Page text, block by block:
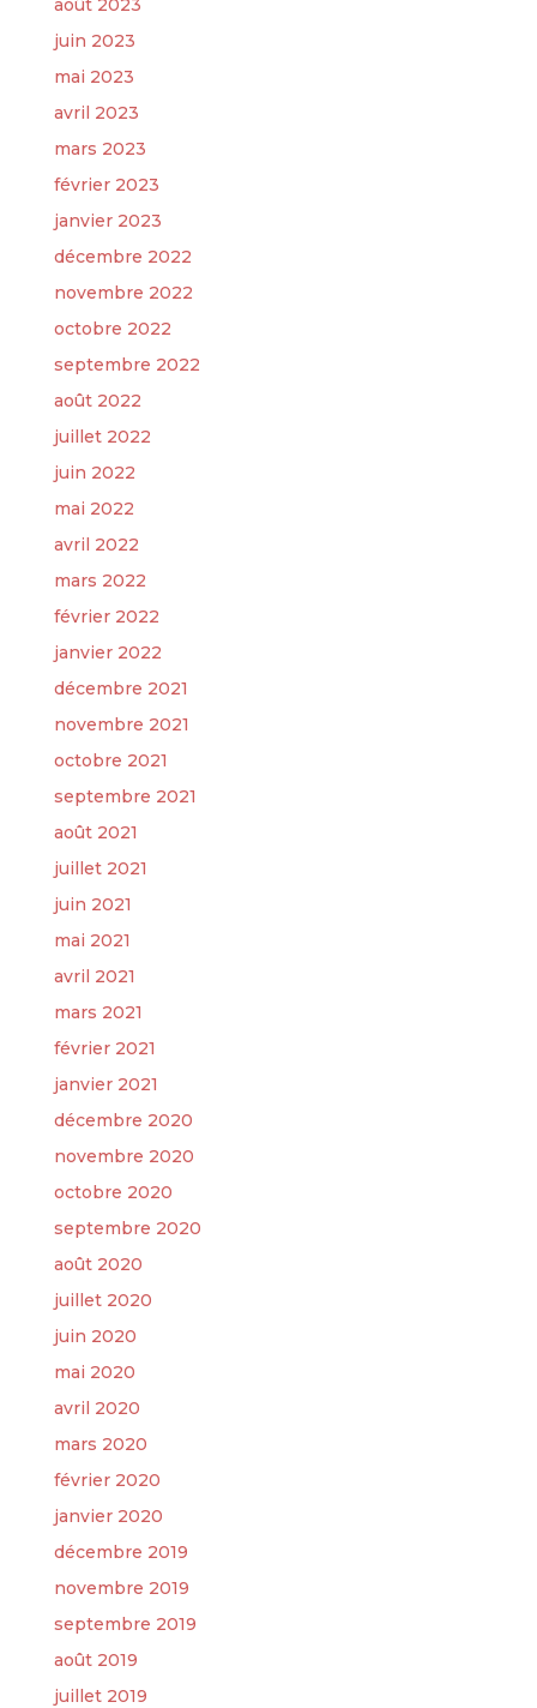
août 2023
juin 2023
mai 2023
avril 2023
mars 2023
février 2023
janvier 2023
décembre 2022
novembre 2022
octobre 2022
septembre 2022
août 2022
juillet 2022
juin 2022
mai 2022
avril 2022
mars 2022
février 2022
janvier 2022
décembre 2021
novembre 2021
octobre 2021
septembre 2021
août 2021
juillet 2021
juin 2021
mai 2021
avril 2021
mars 2021
février 2021
janvier 2021
décembre 2020
novembre 2020
octobre 2020
septembre 2020
août 2020
juillet 2020
juin 2020
mai 2020
avril 2020
mars 2020
février 2020
janvier 2020
décembre 2019
novembre 2019
septembre 2019
août 2019
juillet 2019